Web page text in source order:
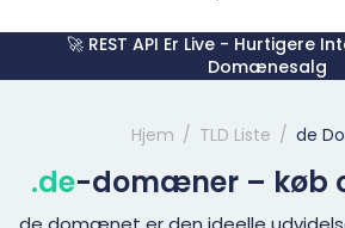
🚀 REST API Er Live - Hurtigere
Domænesalg
Hjem TLD Liste de
.de-domæner – køb